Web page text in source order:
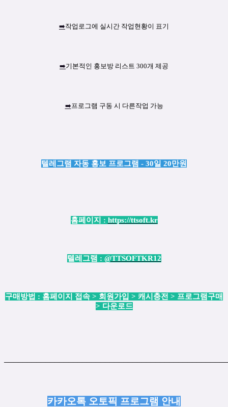
➡️작업로그에 실시간 작업현황이 표기
➡️기본적인 홍보방 리스트 300개 제공
➡️프로그램 구동 시 다른작업 가능
텔레그램 자동 홍보 프로그램 - 30일 20만원
홈페이지 : https://ttsoft.kr
텔레그램 : @TTSOFTKR12
구매방법 : 홈페이지 접속 > 회원가입 > 캐시충전 > 프로그램구매
> 다운로드
카카오톡 오토픽 프로그램 안내